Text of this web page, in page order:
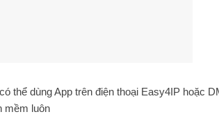
thể dùng App trên điện thoại Easy4IP hoặc
mềm luôn